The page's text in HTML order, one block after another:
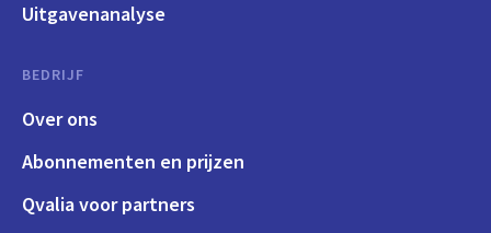
Uitgavenanalyse
BEDRIJF
Over ons
Abonnementen en prijzen
Qvalia voor partners